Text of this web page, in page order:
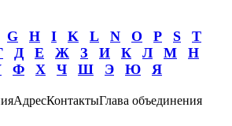
G H I K L N O P S
T
Д Е Ж З И К Л М
Н
Ф Х Ч Ш Э Ю Я
АдресКонтактыГлава объединения